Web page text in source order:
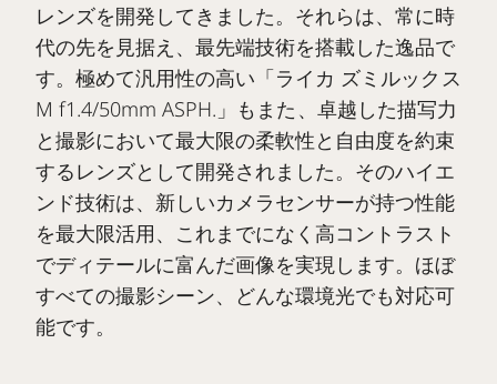
レンズを開発してきました。それらは、常に時
代の先を見据え、最先端技術を搭載した逸品で
す。極めて汎用性の高い「ライカ ズミルックス
M f1.4/50mm ASPH.」もまた、卓越した描写力
と撮影において最大限の柔軟性と自由度を約束
するレンズとして開発されました。そのハイエ
ンド技術は、新しいカメラセンサーが持つ性能
を最大限活用、これまでになく高コントラスト
でディテールに富んだ画像を実現します。ほぼ
すべての撮影シーン、どんな環境光でも対応可
能です。